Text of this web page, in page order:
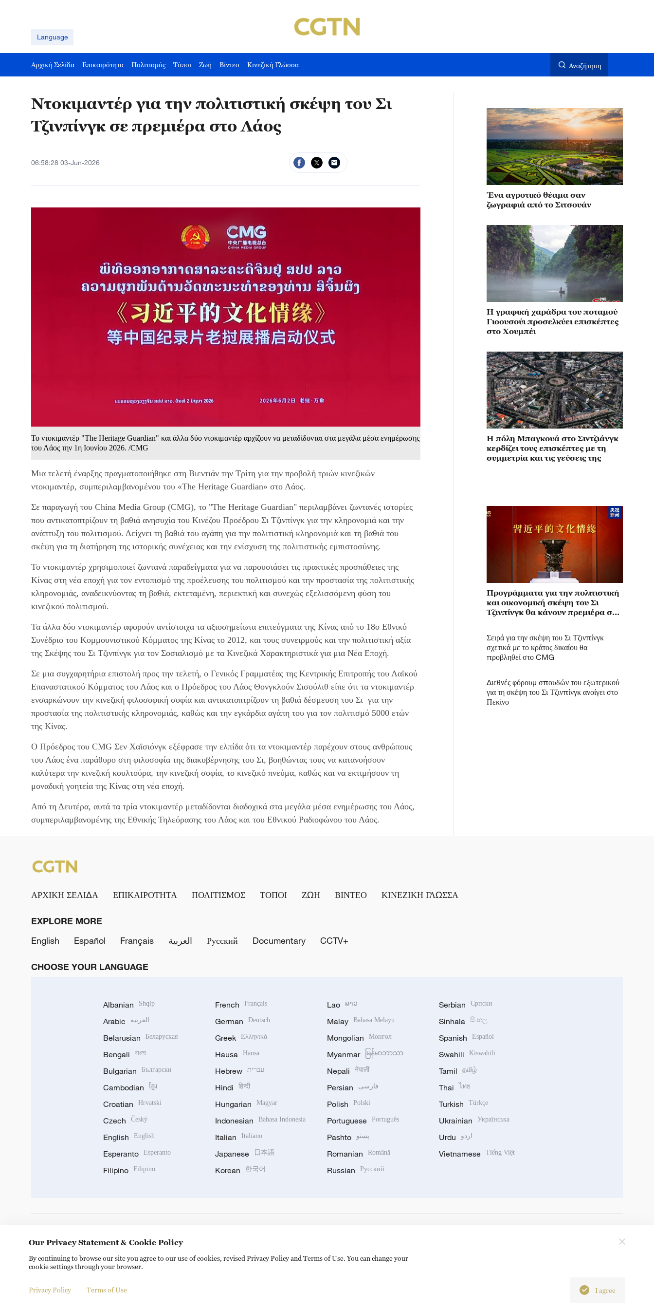
Language
Αρχική Σελίδα Επικαιρότητα Πολιτισμός Τόποι Ζωή Βίντεο Κινεζική Γλώσσα Αναζήτηση
Ντοκιμαντέρ για την πολιτιστική σκέψη του Σι
Τζινπίνγκ σε πρεμιέρα στο Λάος
06:58:28 03-Jun-2026
Το ντοκιμαντέρ "The Heritage Guardian" και άλλα δύο ντοκιμαντέρ αρχίζουν να μεταδίδονται στα μεγάλα μέσα ενημέρωσης
του Λάος την 1η Ιουνίου 2026. /CMG
Μια τελετή έναρξης πραγματοποιήθηκε στη Βιεντιάν την Τρίτη για την προβολή τριών κινεζικών
ντοκιμαντέρ, συμπεριλαμβανομένου του «The Heritage Guardian» στο Λάος.
Σε παραγωγή του China Media Group (CMG), το "The Heritage Guardian" περιλαμβάνει ζωντανές ιστορίες
που αντικατοπτρίζουν τη βαθιά ανησυχία του Κινέζου Προέδρου Σι Τζινπίνγκ για την κληρονομιά και την
ανάπτυξη του πολιτισμού. Δείχνει τη βαθιά του αγάπη για την πολιτιστική κληρονομιά και τη βαθιά του
σκέψη για τη διατήρηση της ιστορικής συνέχειας και την ενίσχυση της πολιτιστικής εμπιστοσύνης.
Το ντοκιμαντέρ χρησιμοποιεί ζωντανά παραδείγματα για να παρουσιάσει τις πρακτικές προσπάθειες της
Κίνας στη νέα εποχή για τον εντοπισμό της προέλευσης του πολιτισμού και την προστασία της πολιτιστικής
κληρονομιάς, αναδεικνύοντας τη βαθιά, εκτεταμένη, περιεκτική και συνεχώς εξελισσόμενη φύση του
κινεζικού πολιτισμού.
Τα άλλα δύο ντοκιμαντέρ αφορούν αντίστοιχα τα αξιοσημείωτα επιτεύγματα της Κίνας από το 18ο Εθνικό
Συνέδριο του Κομμουνιστικού Κόμματος της Κίνας το 2012, και τους συνειρμούς και την πολιτιστική αξία
της Σκέψης του Σι Τζινπίνγκ για τον Σοσιαλισμό με τα Κινεζικά Χαρακτηριστικά για μια Νέα Εποχή.
Σε μια συγχαρητήρια επιστολή προς την τελετή, ο Γενικός Γραμματέας της Κεντρικής Επιτροπής του Λαϊκού
Επαναστατικού Κόμματος του Λάος και ο Πρόεδρος του Λάος Θονγκλούν Σισούλιθ είπε ότι τα ντοκιμαντέρ
ενσαρκώνουν την κινεζική φιλοσοφική σοφία και αντικατοπτρίζουν τη βαθιά δέσμευση του Σι για την
προστασία της πολιτιστικής κληρονομιάς, καθώς και την εγκάρδια αγάπη του για τον πολιτισμό 5000 ετών
της Κίνας.
Ο Πρόεδρος του CMG Σεν Χαϊσιόνγκ εξέφρασε την ελπίδα ότι τα ντοκιμαντέρ παρέχουν στους ανθρώπους
του Λάος ένα παράθυρο στη φιλοσοφία της διακυβέρνησης του Σι, βοηθώντας τους να κατανοήσουν
καλύτερα την κινεζική κουλτούρα, την κινεζική σοφία, το κινεζικό πνεύμα, καθώς και να εκτιμήσουν τη
μοναδική γοητεία της Κίνας στη νέα εποχή.
Από τη Δευτέρα, αυτά τα τρία ντοκιμαντέρ μεταδίδονται διαδοχικά στα μεγάλα μέσα ενημέρωσης του Λάος,
συμπεριλαμβανομένης της Εθνικής Τηλεόρασης του Λάος και του Εθνικού Ραδιοφώνου του Λάος.
Ένα αγροτικό θέαμα σαν
ζωγραφιά από το Σιτσουάν
Η γραφική χαράδρα του ποταμού
Γιοουσούι προσελκύει επισκέπτες
στο Χουμπέι
Η πόλη Μπαγκουά στο Σιντζιάνγκ
κερδίζει τους επισκέπτες με τη
συμμετρία και τις γεύσεις της
Προγράμματα για την πολιτιστική
και οικονομική σκέψη του Σι
Τζινπίνγκ θα κάνουν πρεμιέρα στα
Σειρά για την σκέψη του Σι Τζινπίνγκ
σχετικά με το κράτος δικαίου θα
προβληθεί στο CMG
Διεθνές φόρουμ σπουδών του εξωτερικού
για τη σκέψη του Σι Τζινπίνγκ ανοίγει στο
Πεκίνο
ΑΡΧΙΚΗ ΣΕΛΙΔΑ ΕΠΙΚΑΙΡΟΤΗΤΑ ΠΟΛΙΤΙΣΜΟΣ ΤΟΠΟΙ ΖΩΗ ΒΙΝΤΕΟ ΚΙΝΕΖΙΚΗ ΓΛΩΣΣΑ
EXPLORE MORE
English
Español Français العربية Русский Documentary CCTV+
CHOOSE YOUR LANGUAGE
Albanian Shqip
Arabic العربية
Belarusian Беларуская
Bengali বাংলা
Bulgarian Български
Cambodian ខ្មែរ
Croatian Hrvatski
Czech Český
English English
Esperanto Esperanto
Filipino Filipino
French Français
German Deutsch
Greek Ελληνικά
Hausa Hausa
Hebrew עברית
Hindi हिन्दी
Hungarian Magyar
Indonesian Bahasa Indonesia
Italian Italiano
Japanese 日本語
Korean 한국어
Lao ລາວ
Malay Bahasa Melayu
Mongolian Монгол
Myanmar မြန်မာဘာသာ
Nepali नेपाली
Persian فارسی
Polish Polski
Portuguese Português
Pashto پښتو
Romanian Română
Russian Русский
Serbian Српски
Sinhala සිංහල
Spanish Español
Swahili Kiswahili
Tamil தமிழ்
Thai ไทย
Turkish Türkçe
Ukrainian Українська
Urdu اردو
Vietnamese Tiếng Việt
Copyright © 2024 CGTN. 京ICP备20000184号
Our Privacy Statement & Cookie Policy
By continuing to browse our site you agree to our use of cookies, revised Privacy Policy and Terms of Use. You can change your
cookie settings through your browser.
Privacy Policy Terms of Use I agree